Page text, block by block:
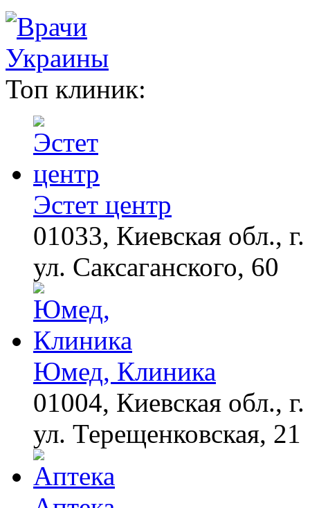
Топ клиник:
Эстет центр
01033, Киевская обл.,
ул. Саксаганского, 60
Юмед, Клиника
01004, Киевская обл.,
ул. Терещенковская, 21